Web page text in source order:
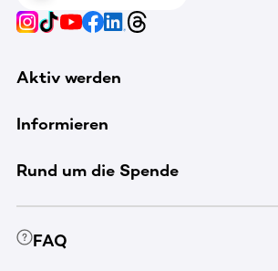
Aktiv werden
Informieren
Rund um die Spende
FAQ